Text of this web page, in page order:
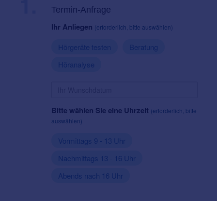
Termin-Anfrage
Ihr Anliegen (erforderlich, bitte auswählen)
Hörgeräte testen
Beratung
Höranalyse
Bitte wählen Sie eine Uhrzeit (erforderlich, bitte
auswählen)
Vormittags 9 - 13 Uhr
Nachmittags 13 - 16 Uhr
Abends nach 16 Uhr